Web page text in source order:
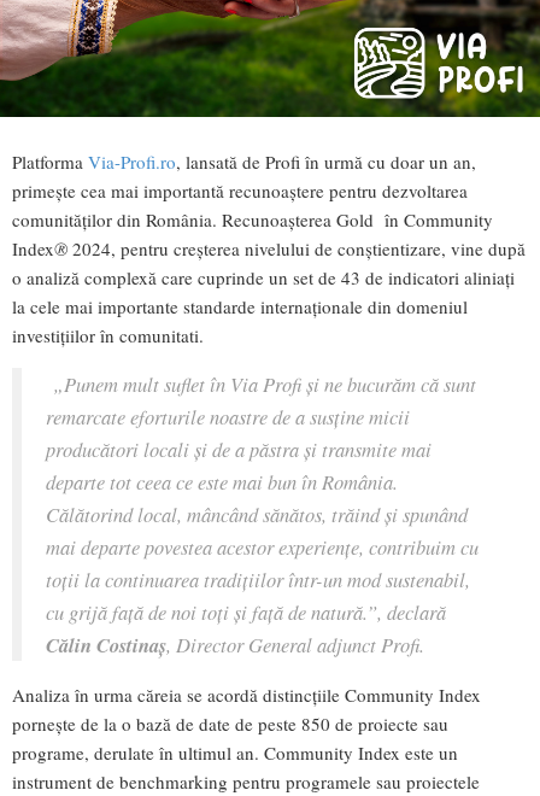
Platforma Via-Profi.ro, lansată de Profi în urmă cu doar un an,
primește cea mai importantă recunoaștere pentru dezvoltarea
comunităților din România. Recunoașterea Gold în Community
Index® 2024, pentru creșterea nivelului de conștientizare, vine după
o analiză complexă care cuprinde un set de 43 de indicatori aliniați
la cele mai importante standarde internaționale din domeniul
investițiilor în comunitati.
„Punem mult suflet în Via Profi și ne bucurăm că sunt
remarcate eforturile noastre de a susține micii
producători locali și de a păstra și transmite mai
departe tot ceea ce este mai bun în România.
Călătorind local, mâncând sănătos, trăind și spunând
mai departe povestea acestor experiențe, contribuim cu
toții la continuarea tradițiilor într-un mod sustenabil,
cu grijă față de noi toți și față de natură.”, declară
Călin Costinaș, Director General adjunct Profi.
Analiza în urma căreia se acordă distincțiile Community Index
pornește de la o bază de date de peste 850 de proiecte sau
programe, derulate în ultimul an. Community Index este un
instrument de benchmarking pentru programele sau proiectele